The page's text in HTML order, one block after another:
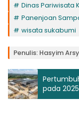
Dinas Pariwisata
Panenjoan
wisata sukabumi
Penulis: Hasyim
pada 2025